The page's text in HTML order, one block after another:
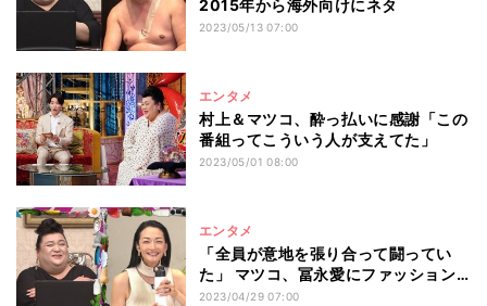
2015年から海外向けにネタ
2023/05/13 07:00
エンタメ
村上＆マツコ、酔っ払いに感謝「この
番組ってこういう人が支えてた」
2023/05/01 08:00
エンタメ
「全員が意地を張り合って闘ってい
た」 マツコ、冨永愛にファッション
への思いを語る
2023/04/29 07:00